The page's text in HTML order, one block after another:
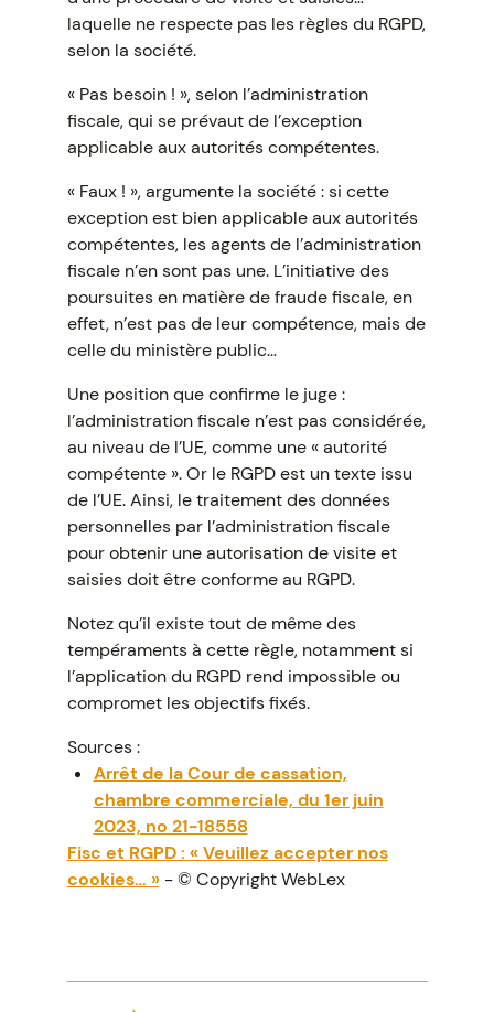
laquelle ne respecte pas les règles du RGPD,
selon la société.
« Pas besoin ! », selon l’administration
fiscale, qui se prévaut de l’exception
applicable aux autorités compétentes.
« Faux ! », argumente la société : si cette
exception est bien applicable aux autorités
compétentes, les agents de l’administration
fiscale n’en sont pas une. L’initiative des
poursuites en matière de fraude fiscale, en
effet, n’est pas de leur compétence, mais de
celle du ministère public…
Une position que confirme le juge :
l’administration fiscale n’est pas considérée,
au niveau de l’UE, comme une « autorité
compétente ». Or le RGPD est un texte issu
de l’UE. Ainsi, le traitement des données
personnelles par l’administration fiscale
pour obtenir une autorisation de visite et
saisies doit être conforme au RGPD.
Notez qu’il existe tout de même des
tempéraments à cette règle, notamment si
l’application du RGPD rend impossible ou
compromet les objectifs fixés.
Sources :
Arrêt de la Cour de cassation,
chambre commerciale, du 1er juin
2023, no 21-18558
Fisc et RGPD : « Veuillez accepter nos
cookies… »- © Copyright WebLex